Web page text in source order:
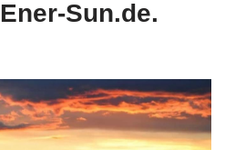
Ener-Sun.de.